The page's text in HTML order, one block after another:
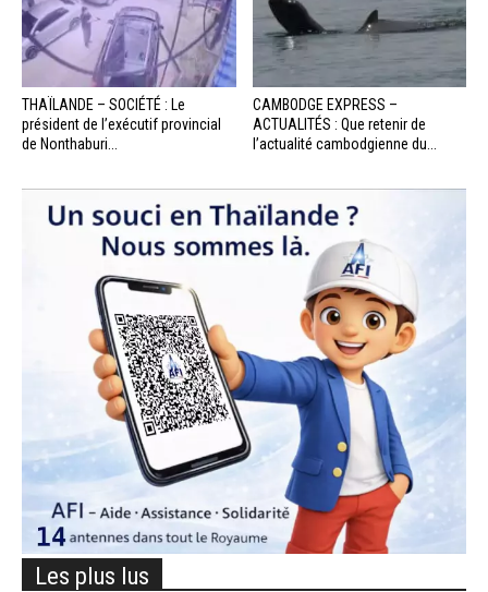
THAÏLANDE – SOCIÉTÉ : Le
président de l’exécutif provincial
de Nonthaburi...
CAMBODGE EXPRESS –
ACTUALITÉS : Que retenir de
l’actualité cambodgienne du...
Les plus lus